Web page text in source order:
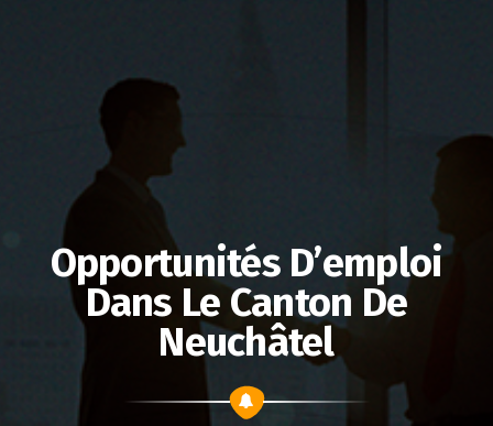
Opportunités D’emploi
Dans Le Canton De
Neuchâtel